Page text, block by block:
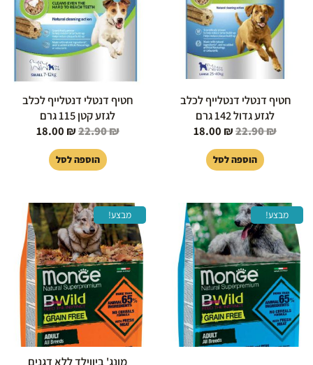
חטיף דנטלי דנטלייף לכלב
לגזע גדול 142 גרם
22.90₪
18.00 ₪
הוספה לסל
חטיף דנטלי דנטלייף לכלב
לגזע קטן 115 גרם
22.90₪
18.00 ₪
הוספה לסל
מבצע!
המחיר
המקורי
היה:
449.00 ₪.
המחיר
הנוכחי
הוא:
440.00 ₪.
מבצע!
מונג' ביווילד ללא דגנים
המחיר
המקורי
היה:
449.00 ₪.
המחיר
הנוכחי
הוא:
₪.